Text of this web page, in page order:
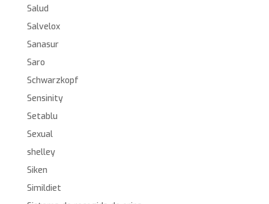
Salud
Salvelox
Sanasur
Saro
Schwarzkopf
Sensinity
Setablu
Sexual
shelley
Siken
Simildiet